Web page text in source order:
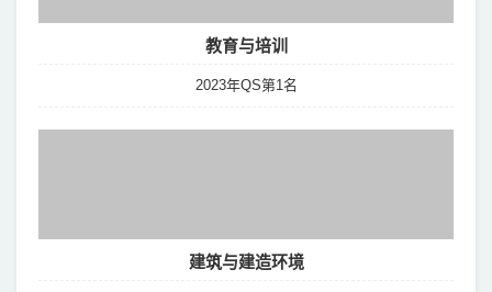
教育与培训
2023年QS第1名
建筑与建造环境